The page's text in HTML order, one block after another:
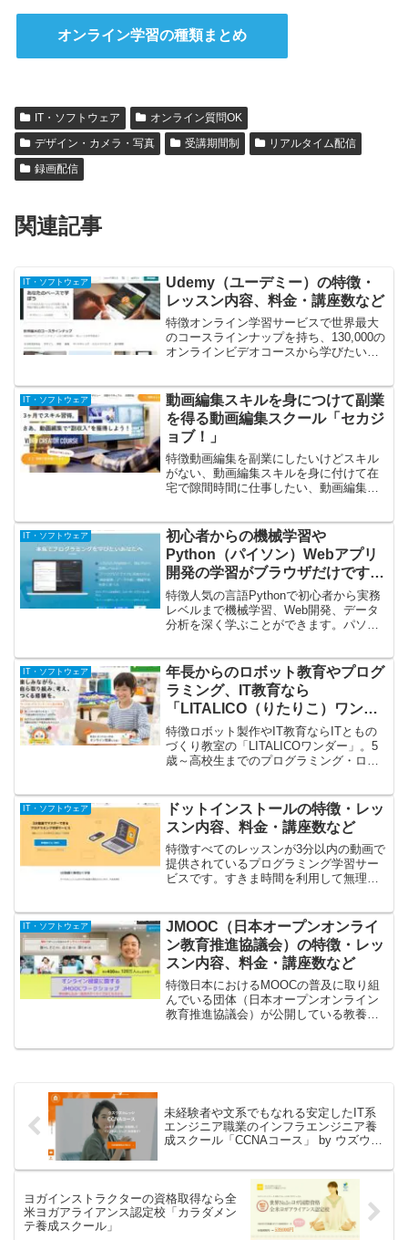
オンライン学習の種類まとめ
IT・ソフトウェア
オンライン質問OK
デザイン・カメラ・写真
受講期間制
リアルタイム配信
録画配信
関連記事
IT・ソフトウェア
Udemy（ユーデミー）の特徴・
レッスン内容、料金・講座数など
特徴オンライン学習サービスで世界最大
のコースラインナップを持ち、130,000の
オンラインビデオコースから学びたいこ
べ、新コースも毎月増えています。学び
たい人、教...
IT・ソフトウェア
動画編集スキルを身につけて副業
を得る動画編集スクール「セカジ
ョブ！」
特徴動画編集を副業にしたいけどスキル
がない、動画編集スキルを身に付けて在
宅で隙間時間に仕事したい、動画編集ス
たいという方を対象とした動画編集を学
ぶスクールです。レ...
IT・ソフトウェア
初心者からの機械学習や
Python（パイソン）Webアプリ
開発の学習がブラウザだけですぐ
に始められるPyQ（パイキュー）
特徴人気の言語Pythonで初心者から実務
レベルまで機械学習、Web開発、データ
分析を深く学ぶことができます。パソコ
ボードが必要です。スマートフォンには
対応していません...
IT・ソフトウェア
年長からのロボット教育やプログ
ラミング、IT教育なら
「LITALICO（りたりこ）ワンダ
ー」
特徴ロボット製作やIT教育ならITともの
づくり教室の「LITALICOワンダー」。5
歳～高校生までのプログラミング・ロボ
見学を各教室で随時実施しており、気に
なるコース...
IT・ソフトウェア
ドットインストールの特徴・レッ
スン内容、料金・講座数など
特徴すべてのレッスンが3分以内の動画で
提供されているプログラミング学習サー
ビスです。すきま時間を利用して無理な
とが可能です。無料版と有料版のプレミ
アム会員（税込1,08...
IT・ソフトウェア
JMOOC（日本オープンオンライ
ン教育推進協議会）の特徴・レッ
スン内容、料金・講座数など
特徴日本におけるMOOCの普及に取り組
んでいる団体（日本オープンオンライン
教育推進協議会）が公開している教養・
未経験者や文系でもなれる安定したIT系
エンジニア職業のインフラエンジニア養
成スクール「CCNAコース」 by ウズウズ
ヨガインストラクターの資格取得なら全
米ヨガアライアンス認定校「カラダメン
テ養成スクール」